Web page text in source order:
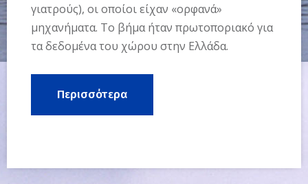
γιατρούς), οι οποίοι είχαν «ορφανά»
μηχανήματα. Το βήμα ήταν πρωτοποριακό για
τα δεδομένα του χώρου στην Ελλάδα.
Περισσότερα